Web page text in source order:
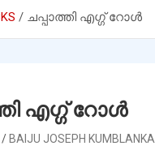
ചപ്പാത്തി എഗ്ഗ്‌ റോൾ
എഗ്ഗ്‌ റോൾ
BAIJU JOSEPH KUMBLANKAL